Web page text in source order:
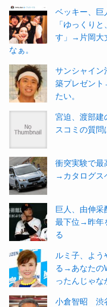
ベッキー、巨
「ゆっくり
す」→片岡大
なぁ。
サンシャイン
築プレゼン
たい。
宮迫、渡部
スコミの質問
衝突実験で最
→カタログス
巨人、由伸
最下位→昨年
る
ルミ子、よ
る→あなたの
ったんじゃな
小倉智昭 渋